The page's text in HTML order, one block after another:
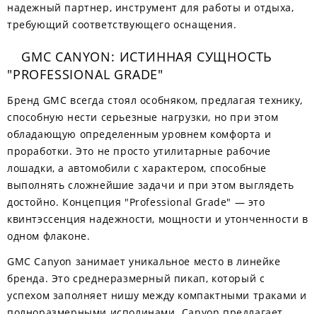
надежный партнер, инструмент для работы и отдыха,
требующий соответствующего оснащения.
GMC CANYON: ИСТИННАЯ СУЩНОСТЬ
"PROFESSIONAL GRADE"
Бренд GMC всегда стоял особняком, предлагая технику,
способную нести серьезные нагрузки, но при этом
обладающую определенным уровнем комфорта и
проработки. Это не просто утилитарные рабочие
лошадки, а автомобили с характером, способные
выполнять сложнейшие задачи и при этом выглядеть
достойно. Концепция "Professional Grade" — это
квинтэссенция надежности, мощности и утонченности в
одном флаконе.
GMC Canyon занимает уникальное место в линейке
бренда. Это среднеразмерный пикап, который с
успехом заполняет нишу между компактными траками и